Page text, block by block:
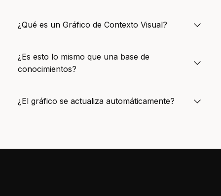
¿Qué es un Gráfico de Contexto Visual?
¿Es esto lo mismo que una base de
conocimientos?
¿El gráfico se actualiza automáticamente?